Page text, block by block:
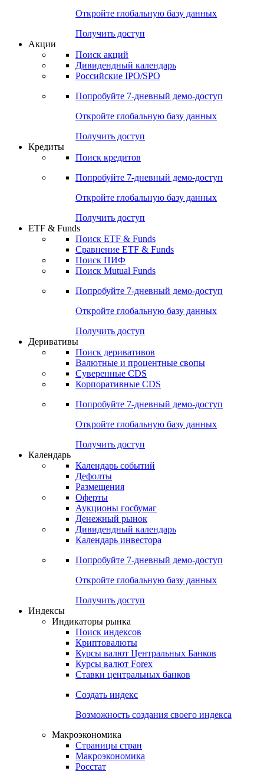
Откройте глобальную базу данных
Получить доступ
Акции
Поиск акций
Дивидендный календарь
Российские IPO/SPO
Попробуйте 7-дневный демо-доступ
Откройте глобальную базу данных
Получить доступ
Кредиты
Поиск кредитов
Попробуйте 7-дневный демо-доступ
Откройте глобальную базу данных
Получить доступ
ETF & Funds
Поиск ETF & Funds
Сравнение ETF & Funds
Поиск ПИФ
Поиск Mutual Funds
Попробуйте 7-дневный демо-доступ
Откройте глобальную базу данных
Получить доступ
Деривативы
Поиск деривативов
Валютные и процентные свопы
Суверенные CDS
Корпоративные CDS
Попробуйте 7-дневный демо-доступ
Откройте глобальную базу данных
Получить доступ
Календарь
Календарь событий
Дефолты
Размещения
Оферты
Аукционы госбумаг
Денежный рынок
Дивидендный календарь
Календарь инвестора
Попробуйте 7-дневный демо-доступ
Откройте глобальную базу данных
Получить доступ
Индексы
Индикаторы рынка
Поиск индексов
Криптовалюты
Курсы валют Центральных Банков
Курсы валют Forex
Ставки центральных банков
Создать индекс
Возможность создания своего индекса
Макроэкономика
Страницы стран
Макроэкономика
Росстат